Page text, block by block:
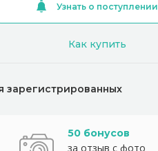
Узнать о поступлении
Как купить
зарегистрированных
50 бонусов
за отзыв с фото